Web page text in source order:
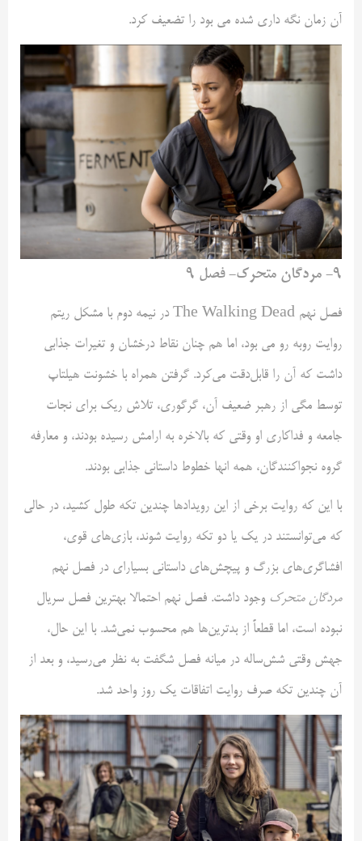
آن زمان نگه داری شده می بود را تضعیف کرد.
۹- مردگان متحرک- فصل ۹
فصل نهم The Walking Dead در نیمه دوم با مشکل ریتم
روایت روبه رو می بود، اما هم چنان نقاط درخشان و تغیرات جذابی
داشت که آن را قابل‌دقت می‌کرد. گرفتن همراه با خشونت هیلتاپ
توسط مگی از رهبر ضعیف آن، گرگوری، تلاش ریک برای نجات
جامعه و فداکاری او وقتی که بالاخره به ارامش رسیده بودند، و معارفه
گروه نجواکنندگان، همه انها خطوط داستانی جذابی بودند.
با این که روایت برخی از این رویدادها چندین تکه طول کشید، در حالی
که می‌توانستند در یک یا دو تکه روایت شوند، بازی‌های قوی،
افشاگری‌های بزرگ و پیچش‌های داستانی بسیار‌ای در فصل نهم
مردگان متحرک وجود داشت. فصل نهم احتمالا بهترین فصل سریال
نبوده است، اما قطعاً از بدترین‌ها هم محسوب نمی‌شد. با این حال،
جهش وقتی شش‌ساله در میانه فصل شگفت به نظر می‌رسید، و بعد از
آن چندین تکه صرف روایت اتفاقات یک روز واحد شد.